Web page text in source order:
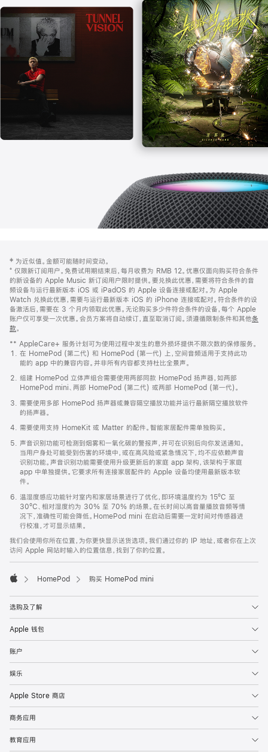
口
中
打
开)
页
页
脚
注
‡ 为近似值。金额可能随时间变动。
⁺ 仅限新订阅用户。免费试用期结束后，每月收费为 RMB 12。优惠仅面向购买符合条件
的新设备的 Apple Music 新订阅用户限时提供。要兑换此优惠，需要将符合条件的音
频设备与运行最新版本 iOS 或 iPadOS 的 Apple 设备连接或配对。为 Apple
Watch 兑换此优惠，需要与运行最新版本 iOS 的 iPhone 连接或配对。符合条件的设
备激活后，需要在 3 个月内领取此优惠。无论购买多少件符合条件的设备，每个 Apple
账户仅可享受一次优惠。会员方案将自动续订，直至取消订阅。须遵循限制条件和其他条
款。
窗
口
中
打
开)
** AppleCare+ 服务计划可为使用过程中发生的意外损坏提供不限次数的保修服务。
在 HomePod (第二代) 和 HomePod (第一代) 上，空间音频适用于支持此功
能的 app 中的兼容内容。并非所有内容都支持杜比全景声。
组建 HomePod 立体声组合需要使用两部同款 HomePod 扬声器，如两部
HomePod mini、两部 HomePod (第二代) 或两部 HomePod (第一代)。
需要使用多部 HomePod 扬声器或兼容隔空播放功能并运行最新隔空播放软件
的扬声器。
需要使用支持 HomeKit 或 Matter 的配件。智能家居配件需单独购买。
声音识别功能可检测到烟雾和一氧化碳的警报声，并可在识别后向你发送通知。
当用户身处可能受到伤害的环境中，或在高风险或紧急情况下，均不应依赖声音
识别功能。声音识别功能需要使用升级更新后的家庭 app 架构，该架构于家庭
app 中单独提供。它要求所有连接家居配件的 Apple 设备均使用最新版本软
件。
温湿度感应功能针对室内和家居场景进行了优化，即环境温度约为 15ºC 至
30ºC、相对湿度约为 30% 至 70% 的场景。在长时间以高音量播放音频等情
况下，准确性可能会降低。HomePod mini 在启动后需要一定时间对传感器进
行校准，才可显示结果。
我们会使用你所在位置，为你更快显示送货选项。我们通过你的 IP 地址，或者你在上次
访问 Apple 网站时输入的位置信息，找到了你的位置。
HomePod 购买 HomePod mini
选购及了解
Apple 钱包
账户
娱乐
Apple Store 商店
商务应用
教育应用